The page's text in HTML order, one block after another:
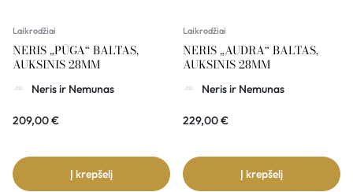
Laikrodžiai
NERIS „PŪGA“ BALTAS,
AUKSINIS 28MM
Neris ir Nemunas
209,00€
Į krepšelį
Laikrodžiai
NERIS „AUDRA“ BALTAS,
AUKSINIS 28MM
Neris ir Nemunas
229,00€
Į krepšelį